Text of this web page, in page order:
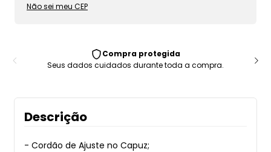
Não sei meu CEP
Compra protegida
Seus dados cuidados durante toda a compra.
Descrição
- Cordão de Ajuste no Capuz;